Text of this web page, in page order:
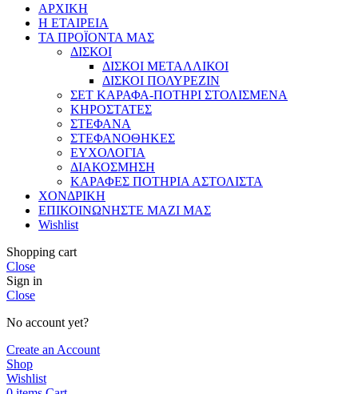
ΑΡΧΙΚΗ
Η ΕΤΑΙΡΕΙΑ
ΤΑ ΠΡΟΪΟΝΤΑ ΜΑΣ
ΔΙΣΚΟΙ
ΔΙΣΚΟΙ ΜΕΤΑΛΛΙΚΟΙ
ΔΙΣΚΟΙ ΠΟΛΥΡΕΖΙΝ
ΣΕΤ ΚΑΡΑΦΑ-ΠΟΤΗΡΙ ΣΤΟΛΙΣΜΕΝΑ
ΚΗΡΟΣΤΑΤΕΣ
ΣΤΕΦΑΝΑ
ΣΤΕΦΑΝΟΘΗΚΕΣ
ΕΥΧΟΛΟΓΙΑ
ΔΙΑΚΟΣΜΗΣΗ
ΚΑΡΑΦΕΣ ΠΟΤΗΡΙΑ ΑΣΤΟΛΙΣΤΑ
ΧΟΝΔΡΙΚΗ
ΕΠΙΚΟΙΝΩΝΗΣΤΕ ΜΑΖΙ ΜΑΣ
Wishlist
Shopping cart
Close
Sign in
Close
No account yet?
Create an Account
Shop
Wishlist